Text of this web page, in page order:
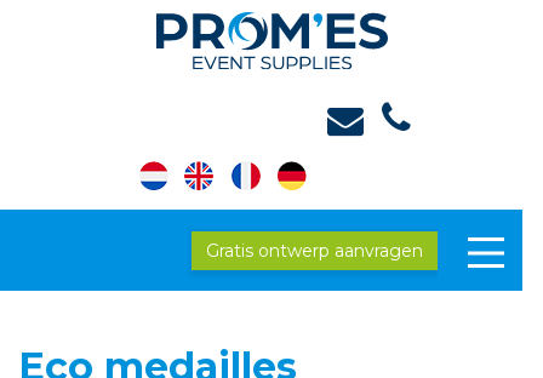
Gratis ontwerp aanvragen
Eco medailles